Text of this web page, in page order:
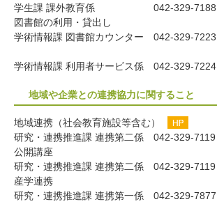
学生課 課外教育係
042-329-7188
図書館の利用・貸出し
学術情報課 図書館カウンター
042-329-7223
学術情報課 利用者サービス係 042-329-7224
地域や企業との連携協力に関すること
地域連携（社会教育施設等含む）
研究・連携推進課 連携第二係
042-329-7119
公開講座
研究・連携推進課 連携第二係
042-329-7119
産学連携
研究・連携推進課 連携第一係
042-329-7877